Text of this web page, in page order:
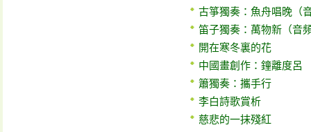
古箏獨奏：魚舟唱晚（
笛子獨奏：萬物新（音
開在寒冬裏的花
中國畫創作：鐘離度呂
簫獨奏：攜手行
李白詩歌賞析
慈悲的一抹殘紅